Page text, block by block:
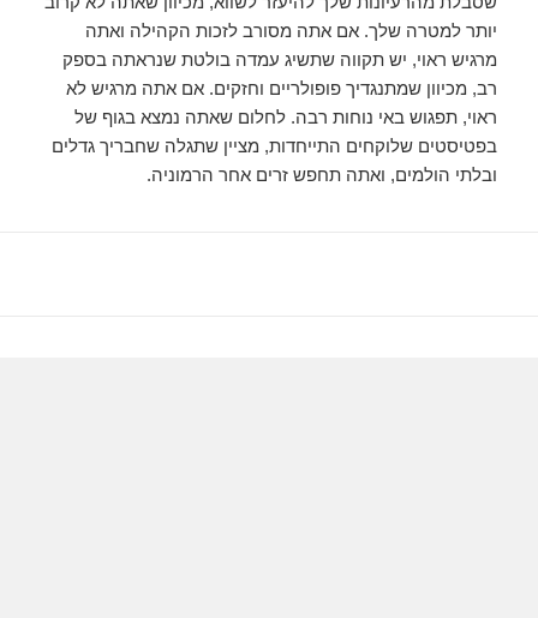
יותר למטרה שלך. אם אתה מסורב לזכות הקהילה ואתה
מרגיש ראוי, יש תקווה שתשיג עמדה בולטת שנראתה בספק
רב, מכיוון שמתנגדיך פופולריים וחזקים. אם אתה מרגיש לא
ראוי, תפגוש באי נוחות רבה. לחלום שאתה נמצא בגוף של
בפטיסטים שלוקחים התייחדות, מציין שתגלה שחבריך גדלים
ובלתי הולמים, ואתה תחפש זרים אחר הרמוניה.